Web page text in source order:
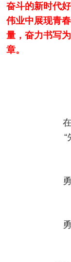
奋斗的新时代
伟业中展现青
量，奋力书写
章。
“